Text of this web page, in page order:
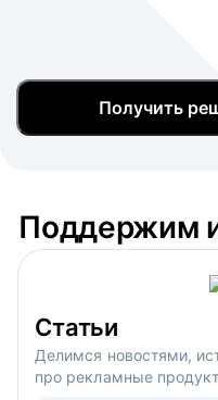
Получить
Поддержим
Статьи
Делимся новостями,
про рекламные